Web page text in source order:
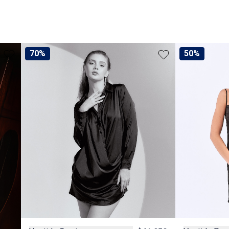
70% 50%